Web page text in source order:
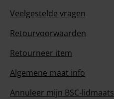
Veelgestelde vragen
Retourvoorwaarden
Retourneer item
Algemene maat info
Annuleer mijn BSC-